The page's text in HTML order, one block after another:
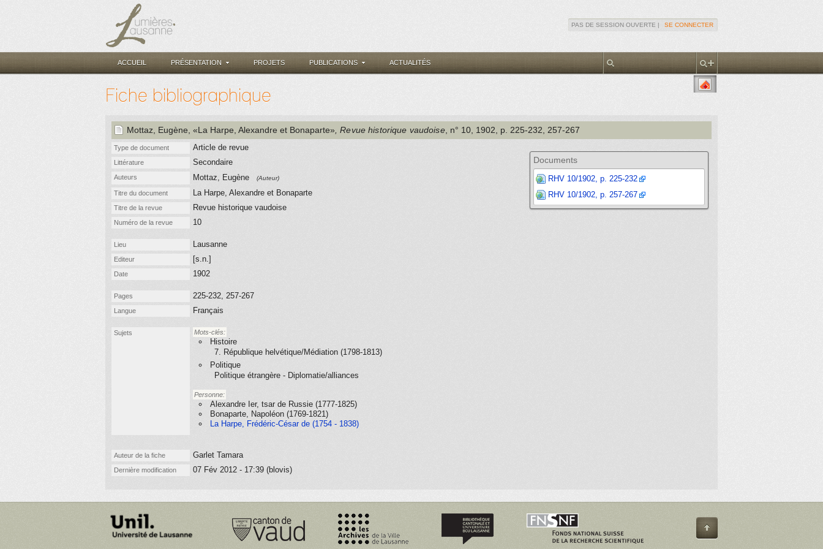
PAS DE SESSION OUVERTE | SE CONNECTER
ACCUEIL PRÉSENTATION PROJETS PUBLICATIONS ACTUALITÉS
Fiche bibliographique
Mottaz, Eugène , «La Harpe, Alexandre et Bonaparte» , Revue historique vaudoise, n° 10, 1902 , p. 225-232, 257-267
Documents
RHV 10/1902, p. 225-232
RHV 10/1902, p. 257-267
Type de document Article de revue
Littérature Secondaire
Auteurs Mottaz, Eugène (Auteur)
Titre du document La Harpe, Alexandre et Bonaparte
Titre de la revue Revue historique vaudoise
Numéro de la revue 10
Lieu Lausanne
Editeur [s.n.]
Date 1902
Pages 225-232, 257-267
Langue Français
Sujets Mots-clés:
Histoire
7. République helvétique/Médiation (1798-1813)
Politique
Politique étrangère - Diplomatie/alliances
Personne:
Alexandre Ier, tsar de Russie (1777-1825)
Bonaparte, Napoléon (1769-1821)
La Harpe, Frédéric-César de (1754 - 1838)
Auteur de la fiche Garlet Tamara
Dernière modification 07 Fév 2012 - 17:39 (blovis)